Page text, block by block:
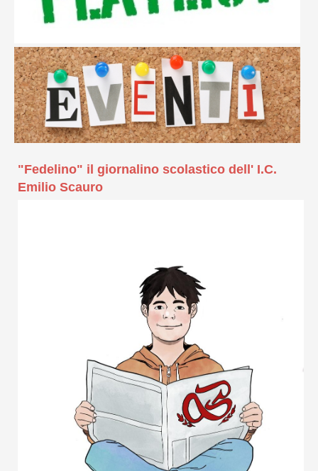
"Fedelino" il giornalino scolastico dell' I.C.
Emilio Scauro